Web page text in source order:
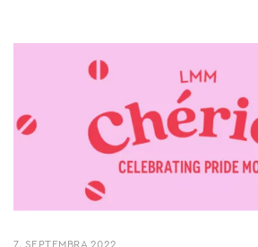
7. SEPTEMBRA 2022